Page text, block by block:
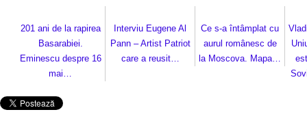
201 ani de la rapirea
Basarabiei.
Eminescu despre 16
mai…
Interviu Eugene Al
Pann – Artist Patriot
care a reusit…
Ce s-a întâmplat cu
aurul românesc de
la Moscova. Mapa…